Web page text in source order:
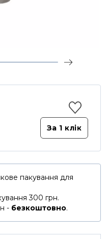
За 1 клiк
пакування для
300 грн.
- безкоштовно.